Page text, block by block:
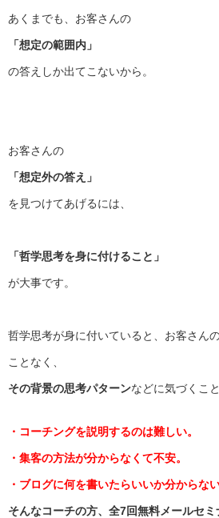
あくまでも、お客さんの
「想定の範囲内」
の答えしか出てこないから。
お客さんの
「想定外の答え」
を見つけてあげるには、
「哲学思考を身に付けること」
が大事です。
哲学思考が身に付いていると、 お客さん
ことなく、
その背景の思考パターンなどに気づくこ
・コーチングを説明するのは難しい。
・集客の方法が分からなくて不安。
・ブログに何を書いたらいいか分からない
そんなコーチの方、全7回無料メールセ